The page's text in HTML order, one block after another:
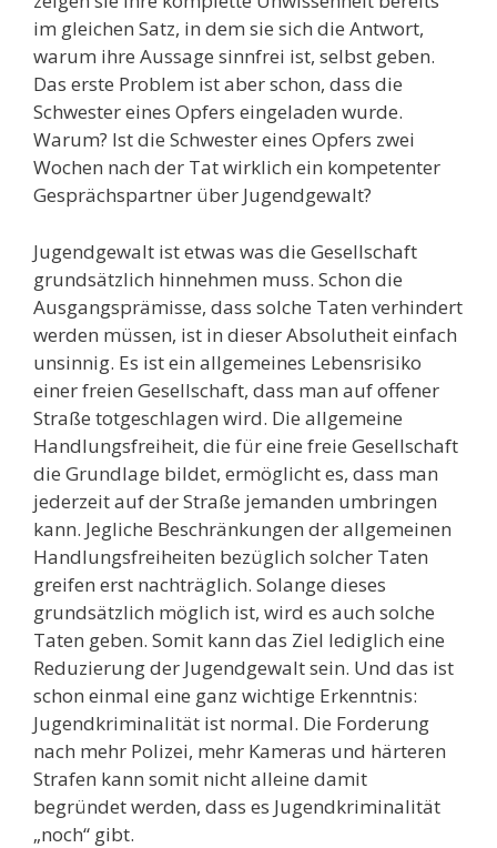
im gleichen Satz, in dem sie sich die Antwort,
warum ihre Aussage sinnfrei ist, selbst geben.
Das erste Problem ist aber schon, dass die
Schwester eines Opfers eingeladen wurde.
Warum? Ist die Schwester eines Opfers zwei
Wochen nach der Tat wirklich ein kompetenter
Gesprächspartner über Jugendgewalt?
Jugendgewalt ist etwas was die Gesellschaft
grundsätzlich hinnehmen muss. Schon die
Ausgangsprämisse, dass solche Taten verhindert
werden müssen, ist in dieser Absolutheit einfach
unsinnig. Es ist ein allgemeines Lebensrisiko
einer freien Gesellschaft, dass man auf offener
Straße totgeschlagen wird. Die allgemeine
Handlungsfreiheit, die für eine freie Gesellschaft
die Grundlage bildet, ermöglicht es, dass man
jederzeit auf der Straße jemanden umbringen
kann. Jegliche Beschränkungen der allgemeinen
Handlungsfreiheiten bezüglich solcher Taten
greifen erst nachträglich. Solange dieses
grundsätzlich möglich ist, wird es auch solche
Taten geben. Somit kann das Ziel lediglich eine
Reduzierung der Jugendgewalt sein. Und das ist
schon einmal eine ganz wichtige Erkenntnis:
Jugendkriminalität ist normal. Die Forderung
nach mehr Polizei, mehr Kameras und härteren
Strafen kann somit nicht alleine damit
begründet werden, dass es Jugendkriminalität
„noch“ gibt.